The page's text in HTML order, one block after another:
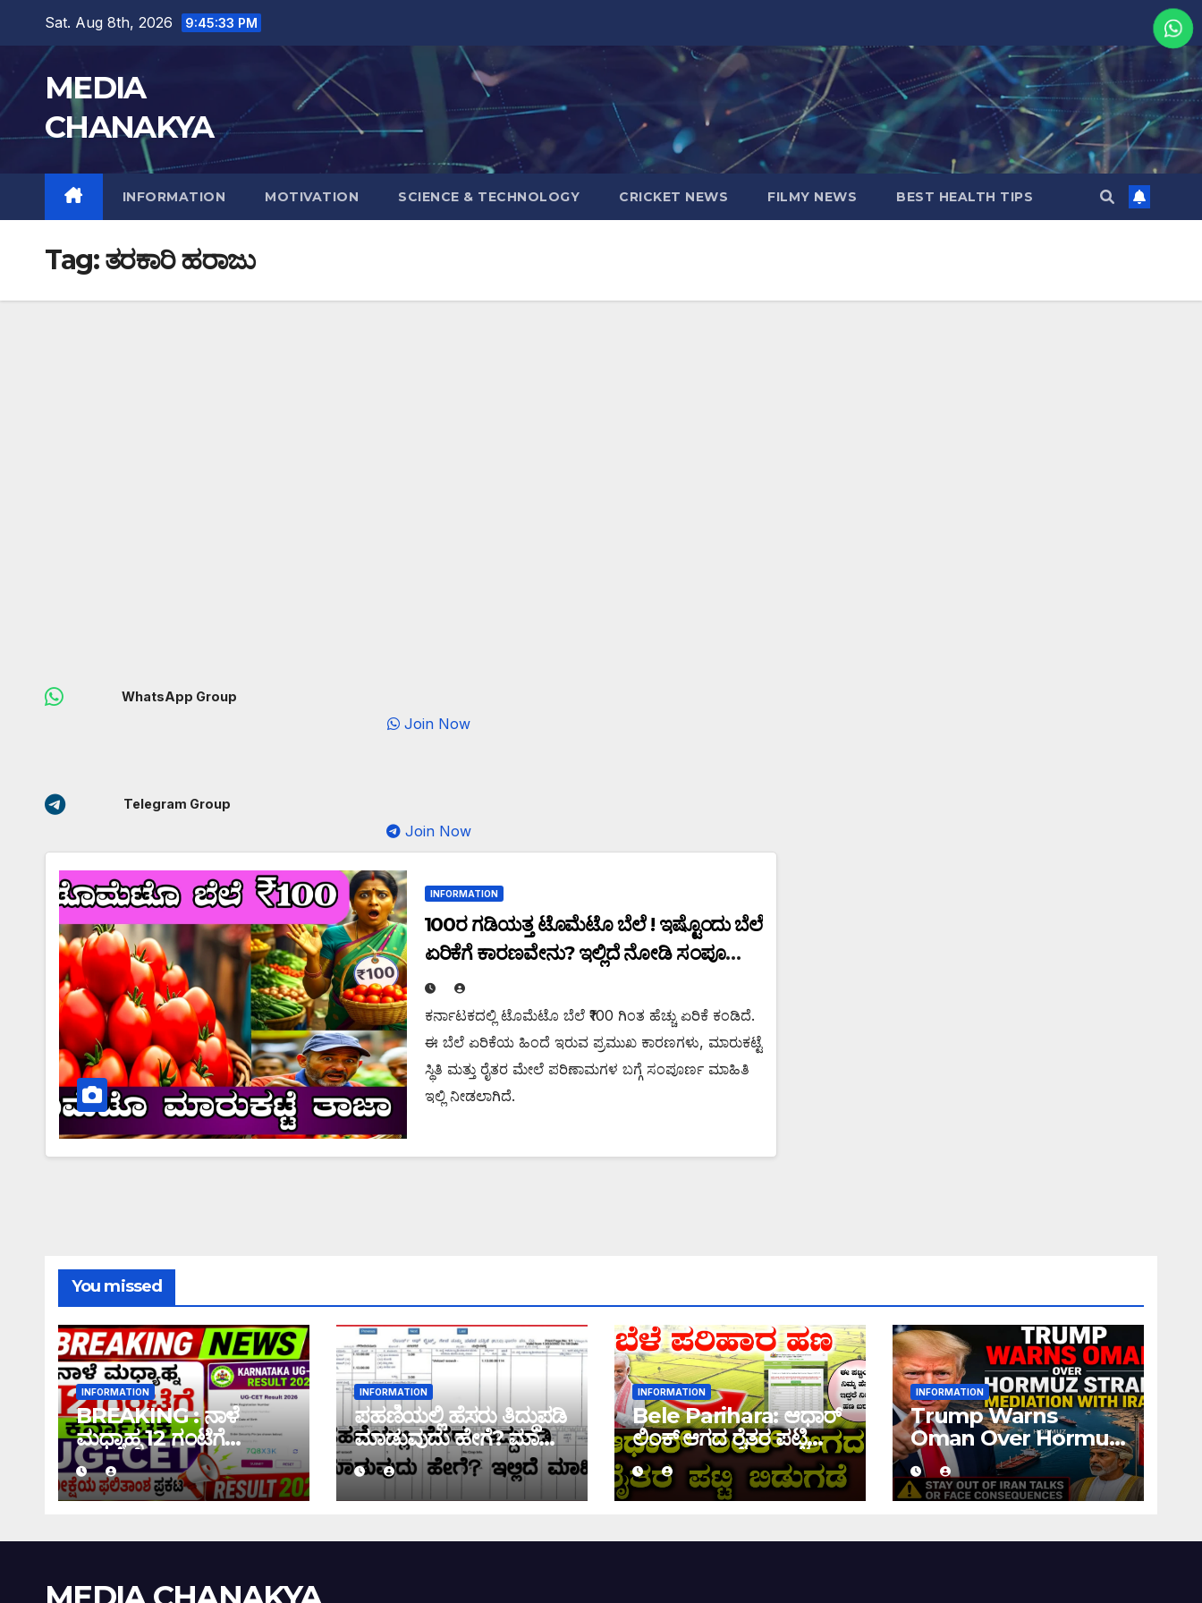
Sat. Aug 8th, 2026 9:45:34 PM
MEDIA
CHANAKYA
INFORMATION MOTIVATION SCIENCE & TECHNOLOGY CRICKET NEWS FILMY NEWS BEST HEALTH TIPS
Tag:ತರಕಾರಿ ಹರಾಜು
WhatsApp Group
Join Now
Telegram Group
Join Now
INFORMATION
₹100ರ ಗಡಿಯತ್ತ ಟೊಮೆಟೊ ಬೆಲೆ ! ಇಷ್ಟೊಂದು ಬೆಲೆ
ಏರಿಕೆಗೆ ಕಾರಣವೇನು? ಇಲ್ಲಿದೆ ನೋಡಿ ಸಂಪೂರ್ಣ
ಮಾಹಿತಿ.
ಕರ್ನಾಟಕದಲ್ಲಿ ಟೊಮೆಟೊ ಬೆಲೆ ₹100 ಗಿಂತ ಹೆಚ್ಚು ಏರಿಕೆ ಕಂಡಿದೆ.
ಈ ಬೆಲೆ ಏರಿಕೆಯ ಹಿಂದೆ ಇರುವ ಪ್ರಮುಖ ಕಾರಣಗಳು, ಮಾರುಕಟ್ಟೆ
ಸ್ಥಿತಿ ಮತ್ತು ರೈತರ ಮೇಲೆ ಪರಿಣಾಮಗಳ ಬಗ್ಗೆ ಸಂಪೂರ್ಣ ಮಾಹಿತಿ
ಇಲ್ಲಿ ನೀಡಲಾಗಿದೆ.
You missed
INFORMATION
BREAKING : ನಾಳೆ
ಮಧ್ಯಾಹ್ನ 12 ಗಂಟೆಗೆ
ಕರ್ನಾಟಕ UG-CET
ಪರೀಕ್ಷೆಯ ಫಲಿತಾಂಶ ಪ್ರಕಟ
|UG-CET Result 2026
INFORMATION
ಪಹಣಿಯಲ್ಲಿ ಹೆಸರು ತಿದ್ದುಪಡಿ
ಮಾಡುವುದು ಹೇಗೆ? ಮಾಹಿತಿ
ಇಲ್ಲಿದೆ
INFORMATION
Bele Parihara: ಆಧಾರ್
ಲಿಂಕ್ ಆಗದ ರೈತರ ಪಟ್ಟಿ
ಬಿಡುಗಡೆ! ಈ ಪಟ್ಟಿಯಲ್ಲಿ ನಿಮ್ಮ
ಹೆಸರು ಇದ್ದರೆ ನಿಮಗೆ ಹಣ
ಜಮಾ ಆಗಲ್ಲ !
INFORMATION
Trump Warns
Oman Over Hormuz
Strait Mediation
With Iran